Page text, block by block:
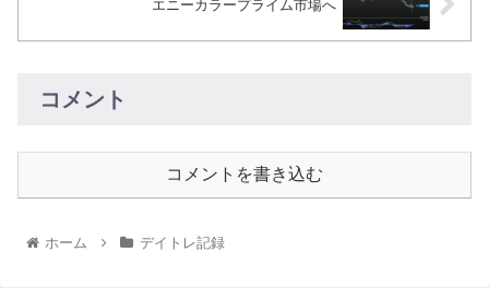
エニーカラープライム市場へ
コメント
コメントを書き込む
ホーム デイトレ記録